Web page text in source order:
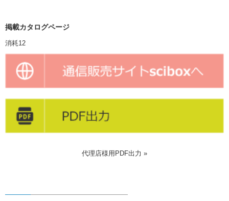
掲載カタログページ
消耗12
代理店様用PDF出力 »